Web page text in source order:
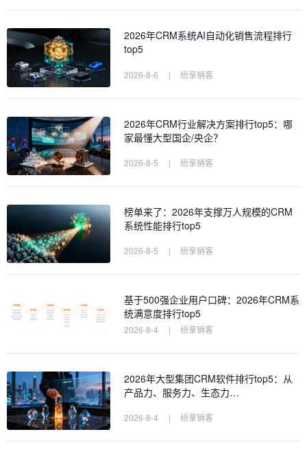
2026年CRM系统AI自动化销售流程排行
top5
2026-8-6 | 纷享销客
2026年CRM行业解决方案排行top5：哪
家最懂大型国企/央企？
2026-8-5 | 纷享销客
榜单来了：2026年支撑万人规模的CRM
系统性能排行top5
2026-8-5 | 纷享销客
基于500强企业用户口碑：2026年CRM系
统满意度排行top5
2026-8-4 | 纷享销客
2026年大型集团CRM软件排行top5：从
产品力、服务力、生态力…
2026-8-4 | 纷享销客